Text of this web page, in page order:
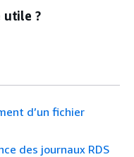
utile ?
d’un fichier
des journaux RDS